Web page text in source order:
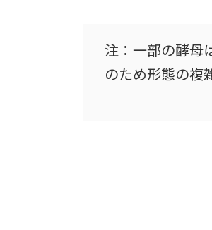
注：一部の酵母
のため形態の複